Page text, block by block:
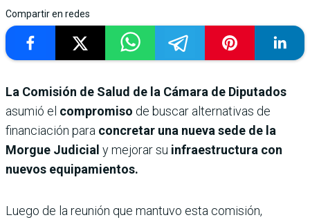
Compartir en redes
La Comisión de Salud de la Cámara de Diputados
asumió el compromiso de buscar alternativas de
financiación para concretar una nueva sede de la
Morgue Judicial y mejorar su infraestructura con
nuevos equipamientos.
Luego de la reunión que mantuvo esta comisión,